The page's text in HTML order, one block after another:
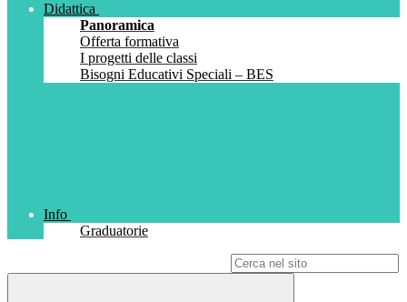
Didattica
Panoramica
Offerta formativa
I progetti delle classi
Bisogni Educativi Speciali – BES
Info
Graduatorie